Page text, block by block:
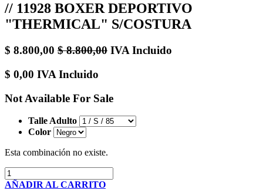
// 11928 BOXER DEPORTIVO
"THERMICAL" S/COSTURA
$ 8.800,00 $8.800,00 IVA Incluido
$ 0,00 IVA Incluido
Not Available For Sale
Talle Adulto
Color
Esta combinación no existe.
AÑADIR AL CARRITO